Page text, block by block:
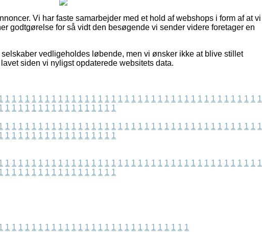
Vi har faste samarbejder med et hold af webshops i form af at vi
godtgørelse for så vidt den besøgende vi sender videre foretager en
vedligeholdes løbende, men vi ønsker ikke at blive stillet
siden vi nyligst opdaterede websitets data.
1 1 1 1 1 1 1 1 1 1 1 1 1 1 1 1 1 1 1 1 1 1 1 1 1 1 1 1 1 1 1 1 1 1 1 1 1 1 1
1 1 1 1 1 1 1 1 1 1 1 1 1 1 1 1 1
1 1 1 1 1 1 1 1 1 1 1 1 1 1 1 1 1 1 1 1 1 1 1 1 1 1 1 1 1 1 1 1 1 1 1 1 1 1 1
1 1 1 1 1 1 1 1 1 1 1 1 1 1 1 1 1
1 1 1 1 1 1 1 1 1 1 1 1 1 1 1 1 1 1 1 1 1 1 1 1 1 1 1 1 1 1 1 1 1 1 1 1 1 1 1
1 1 1 1 1 1 1 1 1 1 1 1 1 1 1 1 1
1 1 1 1 1 1 1 1 1 1 1 1 1 1 1 1 1 1 1 1 1 1 1 1 1 1 1 1